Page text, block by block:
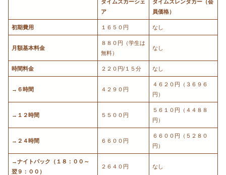
タイムズカーシェ
ア
タイムズレンタカー（会
員価格）
初期費用 １６５０円 なし
月額基本料金
８８０円（学生は
無料）
なし
時間料金 ２２０円/１５分 なし
→６時間 ４２９０円
４６２０円（３６９６
円）
→１２時間 ５５００円
５６１０円（４４８８
円）
→２４時間 ６６００円
６６００円（５２８０
円）
→ナイトパック（１８：００～
翌９：００）
２６４０円 なし